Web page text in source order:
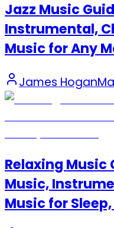
Jazz Music
Instrumental,
Music for Any
James Hogan
Relaxing Music
Music,
Music for